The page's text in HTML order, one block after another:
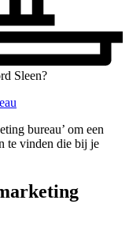
Sleen?
bureau’ om een
te vinden die bij je